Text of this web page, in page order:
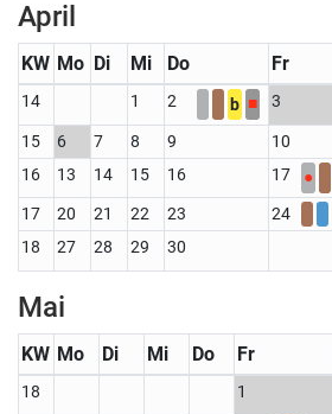
April
KW Mo Di Mi Do Fr
14 1 2 b ■ 3
15 6 7 8 9 10
16
13 14 15 16 17 ●
17 20 21 22 23 24
18
27 28 29 30
Mai
KW Mo Di Mi Do Fr
18 1